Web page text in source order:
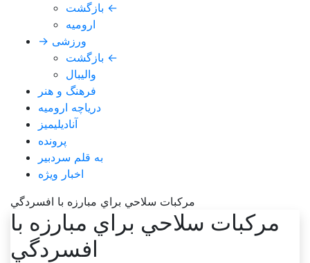
بازگشت ←
ارومیه
→ ورزشی
بازگشت ←
والیبال
فرهنگ و هنر
دریاچه ارومیه
آنادیلیمیز
پرونده
به قلم سردبیر
اخبار ویژه
مرکبات سلاحي براي مبارزه با افسردگي
مرکبات سلاحي براي مبارزه با
افسردگي